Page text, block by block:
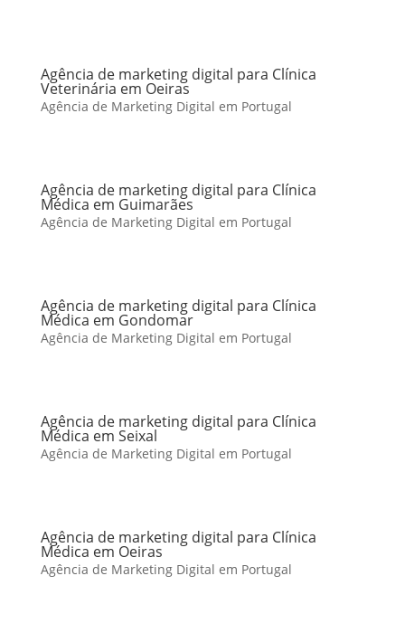
Agência de marketing digital para Clínica
Veterinária em Oeiras
Agência de Marketing Digital em Portugal
Agência de marketing digital para Clínica
Médica em Guimarães
Agência de Marketing Digital em Portugal
Agência de marketing digital para Clínica
Médica em Gondomar
Agência de Marketing Digital em Portugal
Agência de marketing digital para Clínica
Médica em Seixal
Agência de Marketing Digital em Portugal
Agência de marketing digital para Clínica
Médica em Oeiras
Agência de Marketing Digital em Portugal